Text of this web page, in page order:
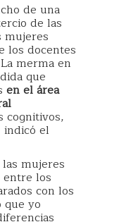
de una
de las
mujeres
los docentes
merma en
que
en el área
cognitivos,
indicó el
mujeres
los
con los
que yo